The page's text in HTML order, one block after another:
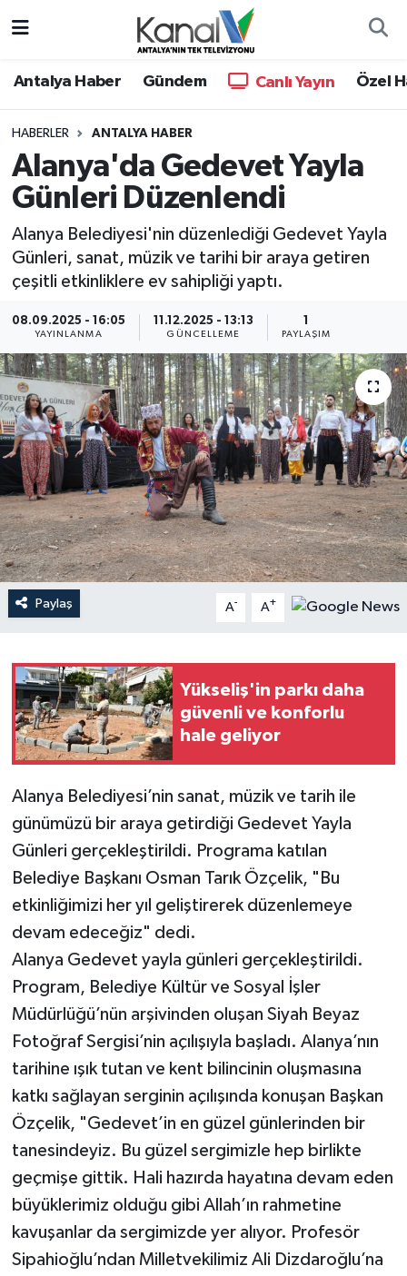
Antalya Haber Gündem Canlı Yayın Özel
HABERLER ANTALYA HABER
Alanya'da Gedevet Yayla
Günleri Düzenlendi
Alanya Belediyesi'nin düzenlediği Gedevet Yayla
Günleri, sanat, müzik ve tarihi bir araya getiren
çeşitli etkinliklere ev sahipliği yaptı.
08.09.2025 - 16:05
YAYINLANMA
11.12.2025 - 13:13
GÜNCELLEME
1
PAYLAŞIM
Paylaş A- A+
Yükseliş'in parkı daha
güvenli ve konforlu
hale geliyor
Alanya Belediyesi’nin sanat, müzik ve tarih ile
günümüzü bir araya getirdiği Gedevet Yayla
Günleri gerçekleştirildi. Programa katılan
Belediye Başkanı Osman Tarık Özçelik, "Bu
etkinliğimizi her yıl geliştirerek düzenlemeye
devam edeceğiz" dedi.
Alanya Gedevet yayla günleri gerçekleştirildi.
Program, Belediye Kültür ve Sosyal İşler
Müdürlüğü’nün arşivinden oluşan Siyah Beyaz
Fotoğraf Sergisi’nin açılışıyla başladı. Alanya’nın
tarihine ışık tutan ve kent bilincinin oluşmasına
katkı sağlayan serginin açılışında konuşan Başkan
Özçelik, "Gedevet’in en güzel günlerinden bir
tanesindeyiz. Bu güzel sergimizle hep birlikte
geçmişe gittik. Hali hazırda hayatına devam eden
büyüklerimiz olduğu gibi Allah’ın rahmetine
kavuşanlar da sergimizde yer alıyor. Profesör
Sipahioğlu’ndan Milletvekilimiz Ali Dizdaroğlu’na
Antalya Haber
Dünya
Eğitim
Ekonomi
Haber Kuşakları
Haberler
KANALV Spor
Kültür Sanat
Magazin
Sağlık
Siyaset
Sosyal medya
Spor
Teknoloji
Televizyon
Yaşam
Hava Durumu
Trafik Durumu
Süper Lig Puan Durumu ve Fikstür
Tüm Manşetler